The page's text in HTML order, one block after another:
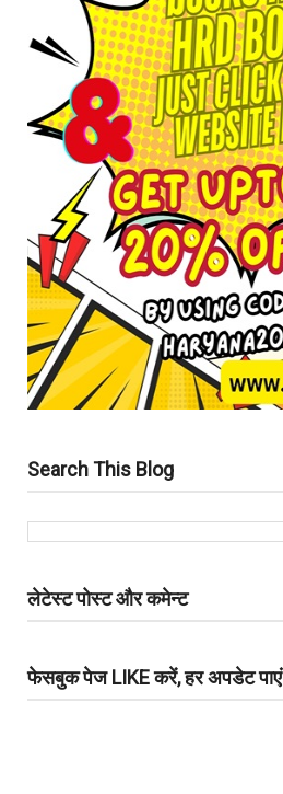
Search This Blog
लेटेस्ट पोस्ट और कमेन्ट
फेसबुक पेज LIKE करें, हर अपडेट पाएं